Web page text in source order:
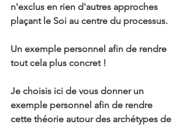
n'exclus en rien d'autres approches
plaçant le Soi au centre du processus.
Un exemple personnel afin de rendre
tout cela plus concret !
Je choisis ici de vous donner un
exemple personnel afin de rendre
cette théorie autour des archétypes de